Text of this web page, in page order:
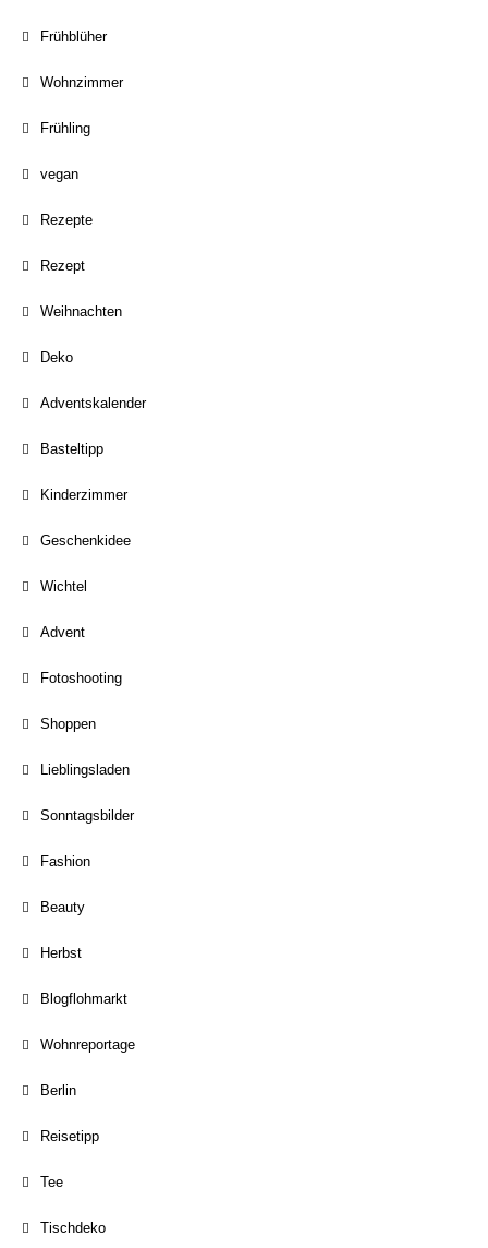
Frühblüher
Wohnzimmer
Frühling
vegan
Rezepte
Rezept
Weihnachten
Deko
Adventskalender
Basteltipp
Kinderzimmer
Geschenkidee
Wichtel
Advent
Fotoshooting
Shoppen
Lieblingsladen
Sonntagsbilder
Fashion
Beauty
Herbst
Blogflohmarkt
Wohnreportage
Berlin
Reisetipp
Tee
Tischdeko